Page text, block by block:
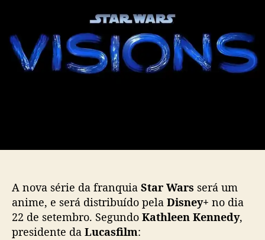
l
i
c
a
ç
n
o
v
e
a
r
W
A nova série da franquia Star Wars será um
anime, e será distribuído pela Disney+ no dia
22 de setembro. Segundo Kathleen Kennedy,
presidente da Lucasfilm: